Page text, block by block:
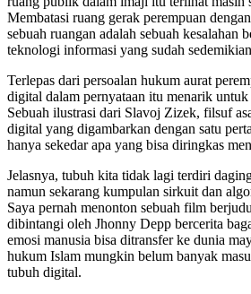
Membatasi ruang gerak perempuan
sebuah ruangan adalah sebuah kesalahan
teknologi informasi yang sudah
Terlepas dari persoalan hukum aurat
digital dalam pernyataan itu menarik
Sebuah ilustrasi dari Slavoj Zizek, filsuf
digital yang digambarkan dengan satu
hanya sekedar apa yang bisa diringkas
Jelasnya, tubuh kita tidak lagi terdiri
namun sekarang kumpulan sirkuit dan
Saya pernah menonton sebuah film
dibintangi oleh Jhonny Depp bercerita
emosi manusia bisa ditransfer ke dunia
hukum Islam mungkin belum banyak
tubuh digital.